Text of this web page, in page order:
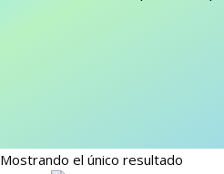
Mostrando el único resultado